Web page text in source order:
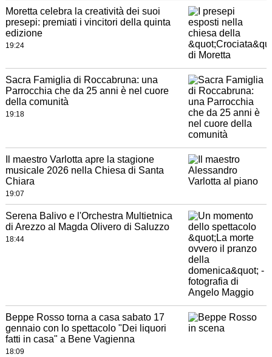
Moretta celebra la creatività dei suoi
presepi: premiati i vincitori della quinta
edizione
19:24
Sacra Famiglia di Roccabruna: una
Parrocchia che da 25 anni è nel cuore
della comunità
19:18
Il maestro Varlotta apre la stagione
musicale 2026 nella Chiesa di Santa
Chiara
19:07
Serena Balivo e l'Orchestra Multietnica
di Arezzo al Magda Olivero di Saluzzo
18:44
Beppe Rosso torna a casa sabato 17
gennaio con lo spettacolo "Dei liquori
fatti in casa" a Bene Vagienna
18:09